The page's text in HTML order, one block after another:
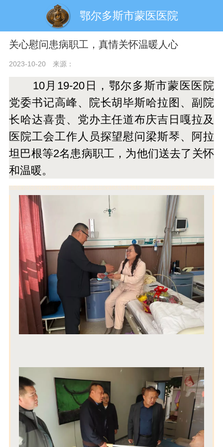
鄂尔多斯市蒙医医院
关心慰问患病职工，真情关怀温暖人心
2023-10-20 来源：
10月19-20日，鄂尔多斯市蒙医医院
党委书记高峰、院长胡毕斯哈拉图、副院
长哈达喜贵、党办主任道布庆吉日嘎拉及
医院工会工作人员探望慰问梁斯琴、阿拉
坦巴根等2名患病职工， 为他们送去了 关怀
和温暖。